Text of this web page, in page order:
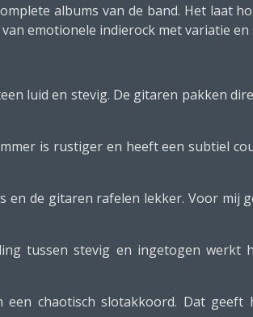
albums van de band. Het laat
emotionele indierock met variatie
luid en stevig. De gitaren pakken
is rustiger en heeft een subtiel
en de gitaren rafelen lekker. Voor mij
tussen stevig en ingetogen werkt
chaotisch slotakkoord. Dat